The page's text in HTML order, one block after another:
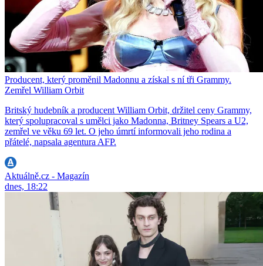
Producent, který proměnil Madonnu a získal s ní tři Grammy.
Zemřel William Orbit
Britský hudebník a producent William Orbit, držitel ceny Grammy,
který spolupracoval s umělci jako Madonna, Britney Spears a U2,
zemřel ve věku 69 let. O jeho úmrtí informovali jeho rodina a
přátelé, napsala agentura AFP.
Aktuálně.cz - Magazín
dnes, 18:22